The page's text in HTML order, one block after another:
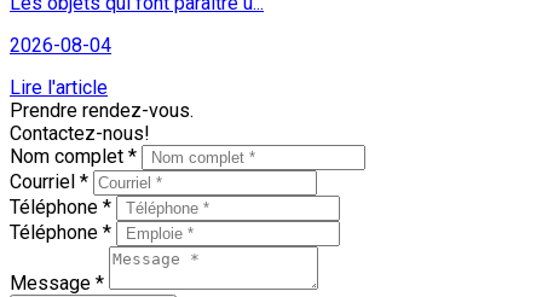
2026-08-04
Lire l'article
Prendre rendez-vous.
Contactez-nous!
Nom complet *
Courriel *
Téléphone *
Téléphone *
Message *